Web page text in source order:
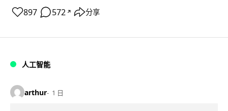
897 572 ↗ 分享
人工智能
arthur 1 日